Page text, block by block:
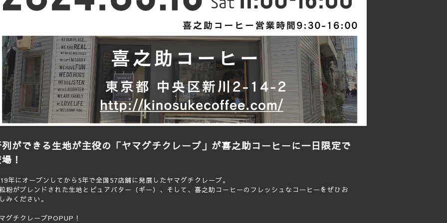
ができる生地が主役の「ヤマグチクレープ」が喜之助コーヒーに一日限定で
！
年にオープンしてから5年で全国57店舗に発展したヤマグチクレープ。
粉がブレンドされた生地とピュアバター（ギー）、そして、喜之助コーヒーのフレッシュなコーヒーをぜひお
みください。
グチクレープPOPUP！